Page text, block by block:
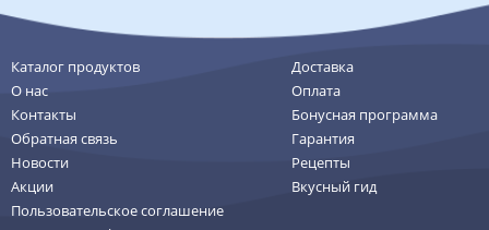
Каталог продуктов
О нас
Контакты
Обратная связь
Новости
Акции
Пользовательское соглашение
Доставка
Оплата
Бонусная программа
Гарантия
Рецепты
Вкусный гид